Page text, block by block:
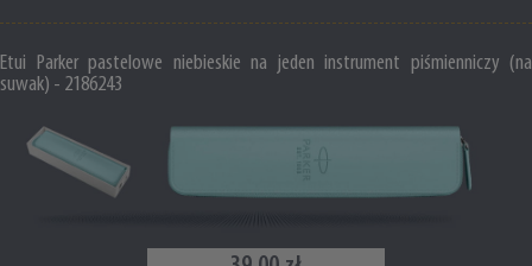
Etui Parker pastelowe niebieskie na jeden instrument piśmienniczy (na
suwak) - 2186243